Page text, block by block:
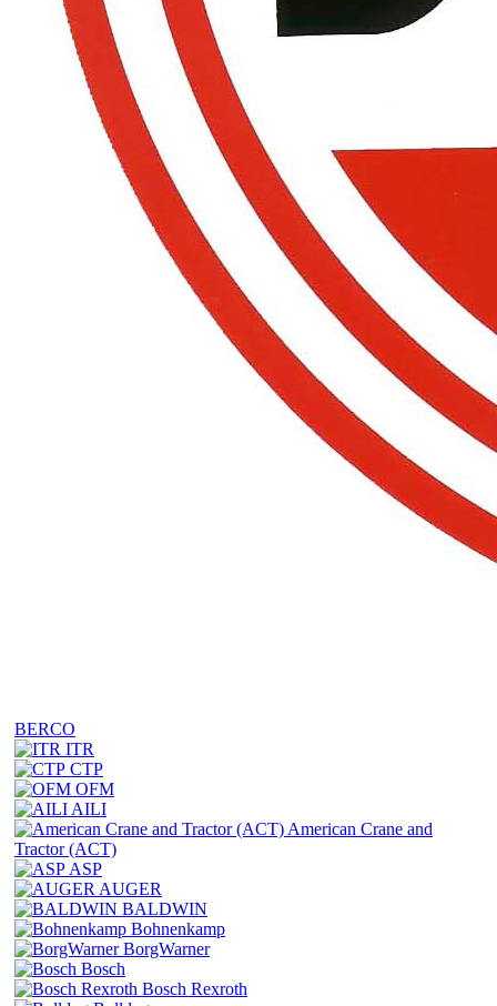
BERCO
ITR
CTP
OFM
AILI
American Crane and
Tractor (ACT)
ASP
AUGER
BALDWIN
Bohnenkamp
BorgWarner
Bosch
Bosch Rexroth